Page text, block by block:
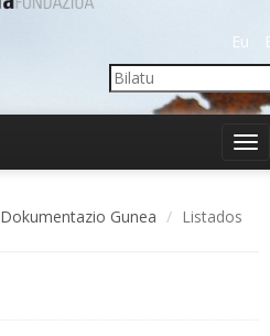
Eu
Dokumentazio Gunea Listados